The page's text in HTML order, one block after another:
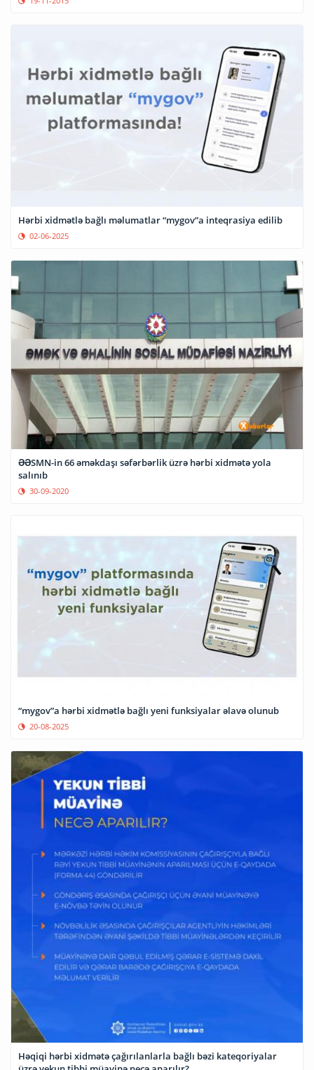
Hərbi xidmətlə bağlı məlumatlar “mygov”a inteqrasiya edilib
02-06-2025
ƏƏSMN-in 66 əməkdaşı səfərbərlik üzrə hərbi xidmətə yola
salınıb
30-09-2020
“mygov”a hərbi xidmətlə bağlı yeni funksiyalar əlavə olunub
20-08-2025
Həqiqi hərbi xidmətə çağırılanlarla bağlı bəzi kateqoriyalar